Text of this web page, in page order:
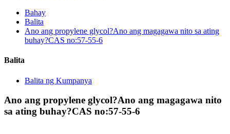
Bahay
Balita
Ano ang propylene glycol?Ano ang magagawa nito sa ating
buhay?CAS no:57-55-6
Balita
Balita ng Kumpanya
Ano ang propylene glycol?Ano ang magagawa nito
sa ating buhay?CAS no:57-55-6